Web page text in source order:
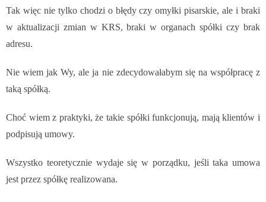
Tak więc nie tylko chodzi o błędy czy omyłki pisarskie, ale i braki
w aktualizacji zmian w KRS, braki w organach spółki czy brak
adresu.
Nie wiem jak Wy, ale ja nie zdecydowałabym się na współpracę z
taką spółką.
Choć wiem z praktyki, że takie spółki funkcjonują, mają klientów i
podpisują umowy.
Wszystko teoretycznie wydaje się w porządku, jeśli taka umowa
jest przez spółkę realizowana.